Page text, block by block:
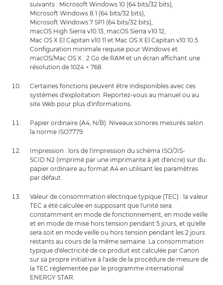
suivants : Microsoft Windows 10 (64 bits/32 bits),
Microsoft Windows 8.1 (64 bits/32 bits),
Microsoft Windows 7 SP1 (64 bits/32 bits),
macOS High Sierra v10.13, macOS Sierra v10.12,
Mac OS X El Capitan v10.11 et Mac OS X El Capitan v10.10.5.
Configuration minimale requise pour Windows et
macOS/Mac OS X : 2 Go de RAM et un écran affichant une
résolution de 1024 × 768.
Certaines fonctions peuvent être indisponibles avec ces
systèmes d'exploitation. Reportez-vous au manuel ou au
site Web pour plus d'informations.
Papier ordinaire (A4, N/B). Niveaux sonores mesurés selon
la norme ISO7779.
Impression : lors de l'impression du schéma ISO/JIS-
SCID N2 (imprimé par une imprimante à jet d'encre) sur du
papier ordinaire au format A4 en utilisant les paramètres
par défaut.
Valeur de consommation électrique typique (TEC) : la valeur
TEC a été calculée en supposant que l'unité sera
constamment en mode de fonctionnement, en mode veille
et en mode de mise hors tension pendant 5 jours, et qu'elle
sera soit en mode veille ou hors tension pendant les 2 jours
restants au cours de la même semaine. La consommation
typique d'électricité de ce produit est calculée par Canon
sur sa propre initiative à l'aide de la procédure de mesure de
la TEC réglementée par le programme international
ENERGY STAR.